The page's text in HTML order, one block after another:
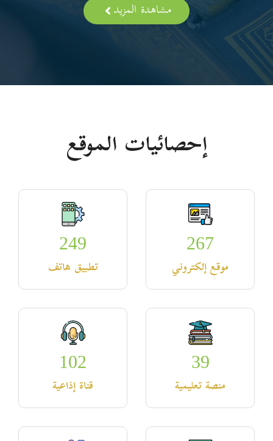
مشاهدة المزيد
إحصائيات الموقع
267
موقع إلكتروني
249
تطبيق هاتف
39
منصة تعليمية
102
قناة إذاعية